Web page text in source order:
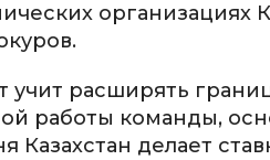
организациях
учит расширять
работы команды,
Казахстан делает